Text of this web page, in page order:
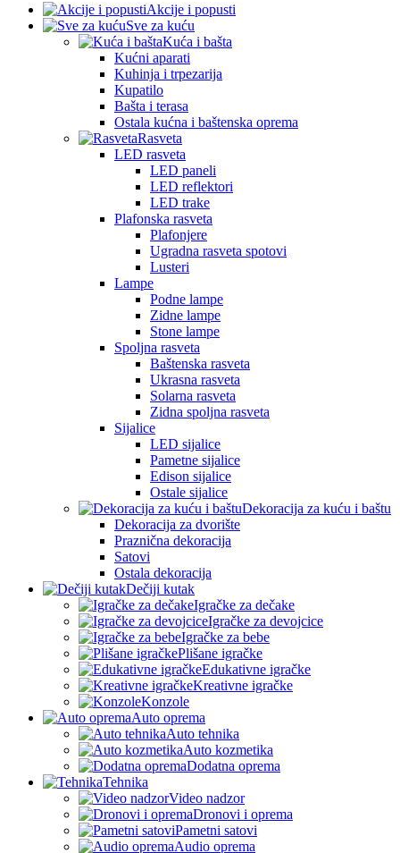
Akcije i popusti
Sve za kuću
Kuća i bašta
Kućni aparati
Kuhinja i trpezarija
Kupatilo
Bašta i terasa
Ostala kućna i baštenska oprema
Rasveta
LED rasveta
LED paneli
LED reflektori
LED trake
Plafonska rasveta
Plafonjere
Ugradna rasveta spotovi
Lusteri
Lampe
Podne lampe
Zidne lampe
Stone lampe
Spoljna rasveta
Baštenska rasveta
Ukrasna rasveta
Solarna rasveta
Zidna spoljna rasveta
Sijalice
LED sijalice
Pametne sijalice
Edison sijalice
Ostale sijalice
Dekoracija za kuću i baštu
Dekoracija za dvorište
Praznična dekoracija
Satovi
Ostala dekoracija
Dečiji kutak
Igračke za dečake
Igračke za devojcice
Igračke za bebe
Plišane igračke
Edukativne igračke
Kreativne igračke
Konzole
Auto oprema
Auto tehnika
Auto kozmetika
Dodatna oprema
Tehnika
Video nadzor
Dronovi i oprema
Pametni satovi
Audio oprema